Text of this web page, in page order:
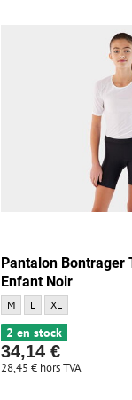
Pantalon Bontrager
Enfant Noir
Pantalon Bontrager Trek
M Pantalon Bontrager
L Pantalon
XL
2 en stock
34,14 €
28,45 € hors TVA